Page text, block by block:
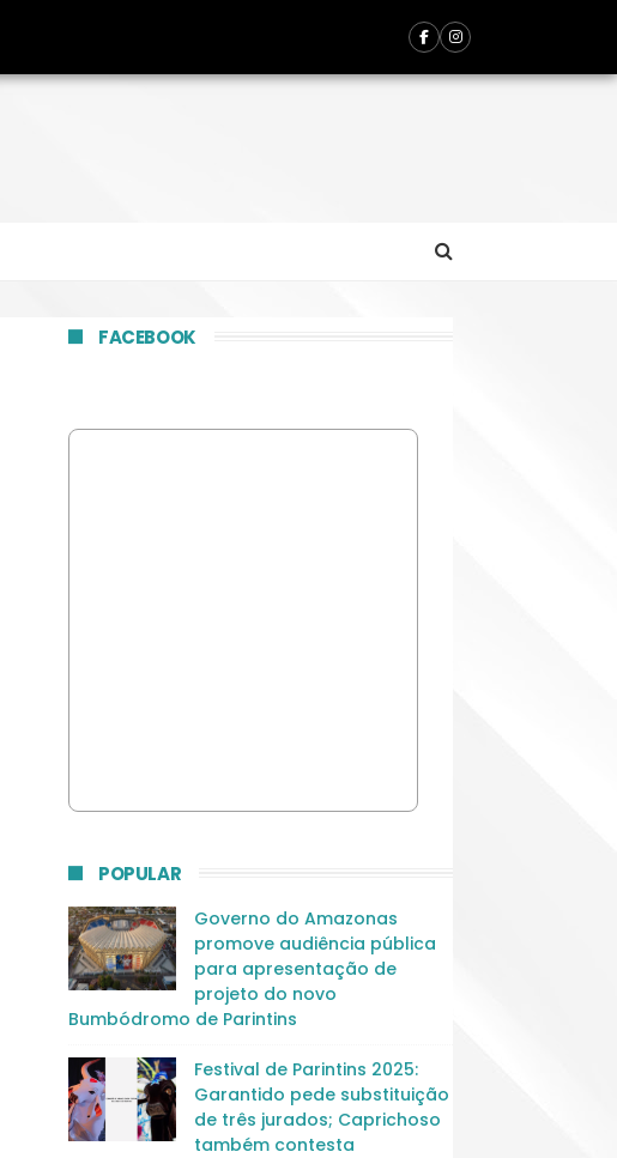
FACEBOOK
POPULAR
Governo do Amazonas
promove audiência pública
para apresentação de
projeto do novo
Bumbódromo de Parintins
Festival de Parintins 2025:
Garantido pede substituição
de três jurados; Caprichoso
também contesta